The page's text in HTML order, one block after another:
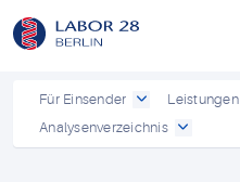
Für Einsender
Leistungen
Analysenverzeichnis